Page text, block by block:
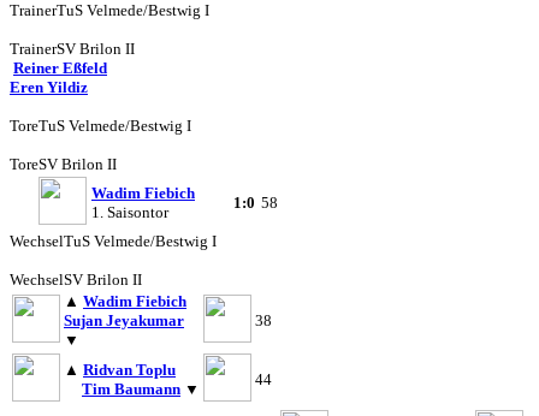
TrainerTuS Velmede/Bestwig I
TrainerSV Brilon II
Reiner Eßfeld
Eren Yildiz
ToreTuS Velmede/Bestwig I
ToreSV Brilon II
Wadim Fiebich
1. Saisontor
1:0 58
WechselTuS Velmede/Bestwig I
WechselSV Brilon II
▲ Wadim Fiebich
Sujan Jeyakumar
▼
38
▲ Ridvan Toplu
Tim Baumann ▼
44